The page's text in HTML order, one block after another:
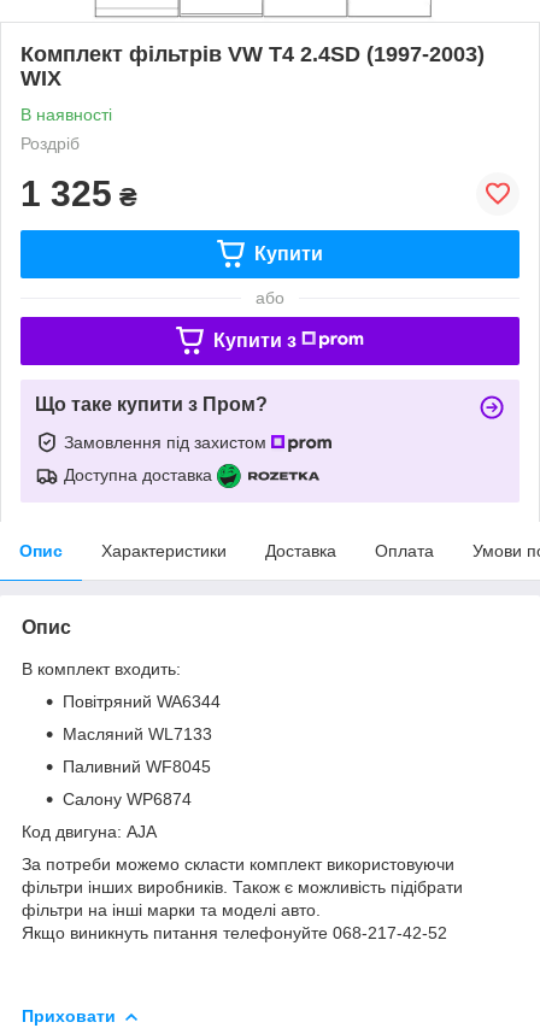
Комплект фільтрів VW T4 2.4SD (1997-2003)
WIX
В наявності
Роздріб
1 325 ₴
Купити
або
Купити з
Що таке купити з Пром?
Замовлення під захистом
Доступна доставка
Опис Характеристики Доставка Оплата Умови
Опис
В комплект входить:
Повітряний WA6344
Масляний WL7133
Паливний WF8045
Салону WP6874
Код двигуна: AJA
За потреби можемо скласти комплект використовуючи
фільтри інших виробників. Також є можливість підібрати
фільтри на інші марки та моделі авто.
Якщо виникнуть питання телефонуйте 068-217-42-52
Приховати